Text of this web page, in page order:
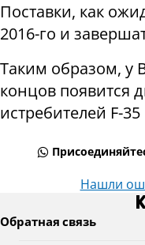
Поставки, как
2016-го и
Таким образом, у
концов появится
истребителей F-
Нашли
Обратная связь